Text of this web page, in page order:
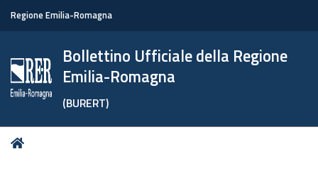
Regione Emilia-Romagna
Bollettino Ufficiale della Regione
Emilia-Romagna
(BURERT)
Tu